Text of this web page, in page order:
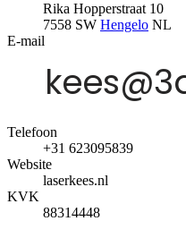
Rika Hopperstraat 10
7558 SW Hengelo NL
E-mail
Telefoon
+31 623095839
Website
laserkees.nl
KVK
88314448